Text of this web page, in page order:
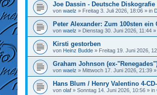
Joe Dassin - Deutsche Diskografie
von waelz » Freitag 3. Juli 2026, 18:06 » in
Peter Alexander: Zum 100sten
von waelz » Dienstag 30. Juni 2026, 11:44 »
Kirsti gestorben
von Heinz Budde » Freitag 19. Juni 2026,
Graham Johnson (ex-
von waelz » Mittwoch 17. Juni 2026, 21:39
Hans Blum / Henry Valentino 4-
von olaf » Sonntag 14. Juni 2026, 10:56 » in